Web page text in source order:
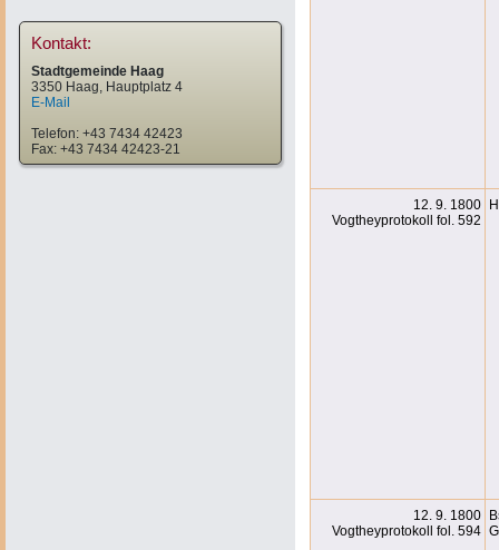
Kontakt:
Stadtgemeinde Haag
3350 Haag, Hauptplatz 4
E-Mail
Telefon: +43 7434 42423
Fax: +43 7434 42423-21
12. 9. 1800
Vogtheyprotokoll fol. 592
12. 9. 1800
Vogtheyprotokoll fol. 594